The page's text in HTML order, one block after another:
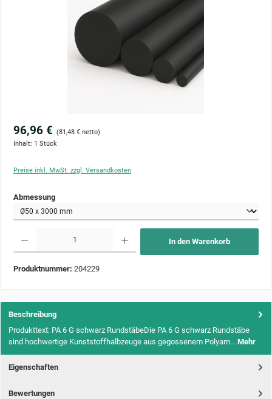
96,96 € (81,48 € netto)
Inhalt: 1 Stück
Preise inkl. MwSt. zzgl. Versandkosten
Abmessungauswählen
In den Warenkorb
Produktnummer: 204229
Beschreibung
Produkttext: PA 6 G schwarz RundstäbeDie PA 6 G schwarz Rundstäbe
sind hochwertige Kunststoffhalbzeuge aus gegossenem Polyam… Mehr
Eigenschaften
Bewertungen